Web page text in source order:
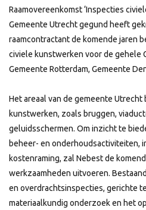
Raamovereenkomst ‘Inspecties
Gemeente Utrecht gegund heeft
raamcontractant de komende jaren
civiele kunstwerken voor de gehele
Gemeente Rotterdam, Gemeente
Het areaal van de gemeente
kunstwerken, zoals bruggen,
geluidsschermen. Om inzicht te
beheer- en onderhoudsactiviteiten,
kostenraming, zal Nebest de
werkzaamheden uitvoeren.
en overdrachtsinspecties, gerichte
materiaalkundig onderzoek en het